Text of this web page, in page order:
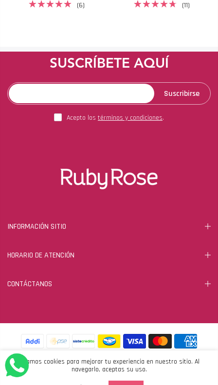
(6) (11)
SUSCRÍBETE AQUÍ
Suscribirse
Acepto los términos y condiciones.
INFORMACIÓN SITIO
HORARIO DE ATENCIÓN
CONTÁCTANOS
Copyright © 2026 all rights reserved. Powered by
Usamos cookies para mejorar tu experiencia en nuestro sitio. Al
navegarlo, aceptas su uso.